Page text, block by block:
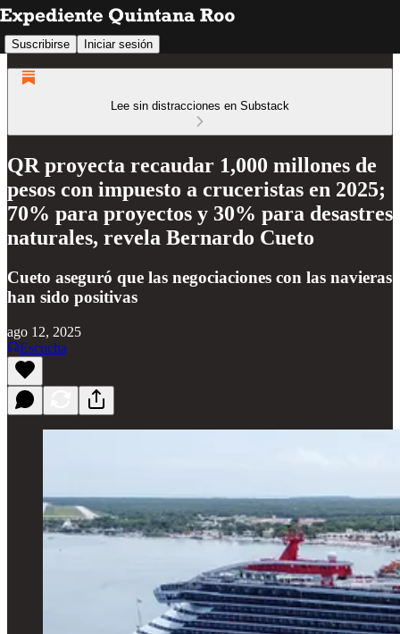
Suscribirse Iniciar sesión
Lee sin distracciones en Substack
QR proyecta recaudar 1,000 millones de
pesos con impuesto a cruceristas en 2025;
70% para proyectos y 30% para desastres
naturales, revela Bernardo Cueto
Cueto aseguró que las negociaciones con las navieras
han sido positivas
ago 12, 2025
Escucha